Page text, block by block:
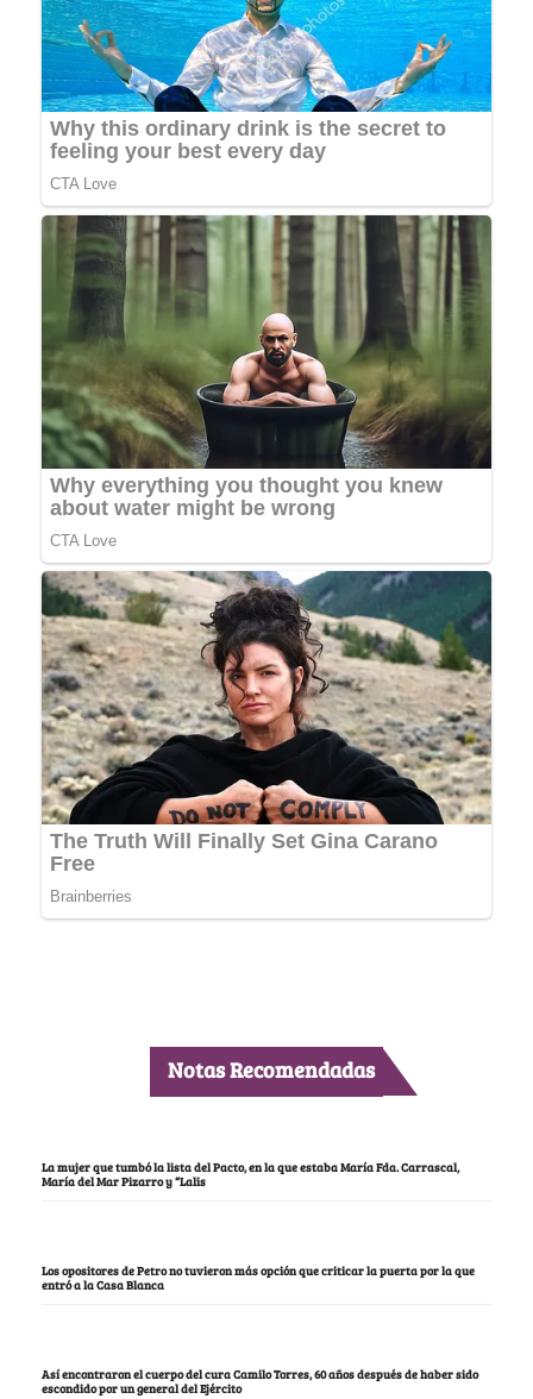
Notas Recomendadas
La mujer que tumbó la lista del Pacto, en la que estaba María Fda. Carrascal,
María del Mar Pizarro y “Lalis
Los opositores de Petro no tuvieron más opción que criticar la puerta por la que
entró a la Casa Blanca
Así encontraron el cuerpo del cura Camilo Torres, 60 años después de haber sido
escondido por un general del Ejército